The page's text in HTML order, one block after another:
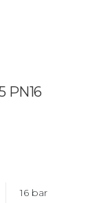
PN16
16 bar